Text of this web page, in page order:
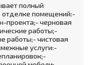
полный
отделке помещений:-
проекта;- черновая
работы;-
работы;- чистовая
услуги:-